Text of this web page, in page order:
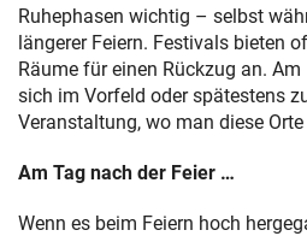
Ruhephasen wichtig – selbst
längerer Feiern. Festivals bieten
Räume für einen Rückzug an.
sich im Vorfeld oder spätestens
Veranstaltung, wo man diese
Am Tag nach der Feier …
Wenn es beim Feiern hoch